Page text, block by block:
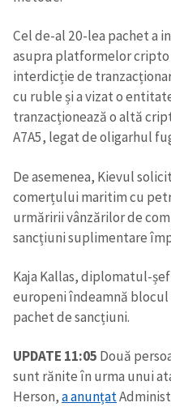
Trimite o informație
in English
Cel de-al 20-lea pachet a
asupra platformelor cripto
interdicție de
cu ruble și a vizat o
tranzacționează o altă
A7A5, legat de oligarhul
De asemenea, Kievul
comerțului maritim cu
urmăririi vânzărilor de
sancțiuni suplimentare
Kaja Kallas, diplomatul-
europeni îndeamnă
pachet de sancțiuni.
UPDATE 11:05 Două
sunt rănite în urma unui
Herson,a anunțat